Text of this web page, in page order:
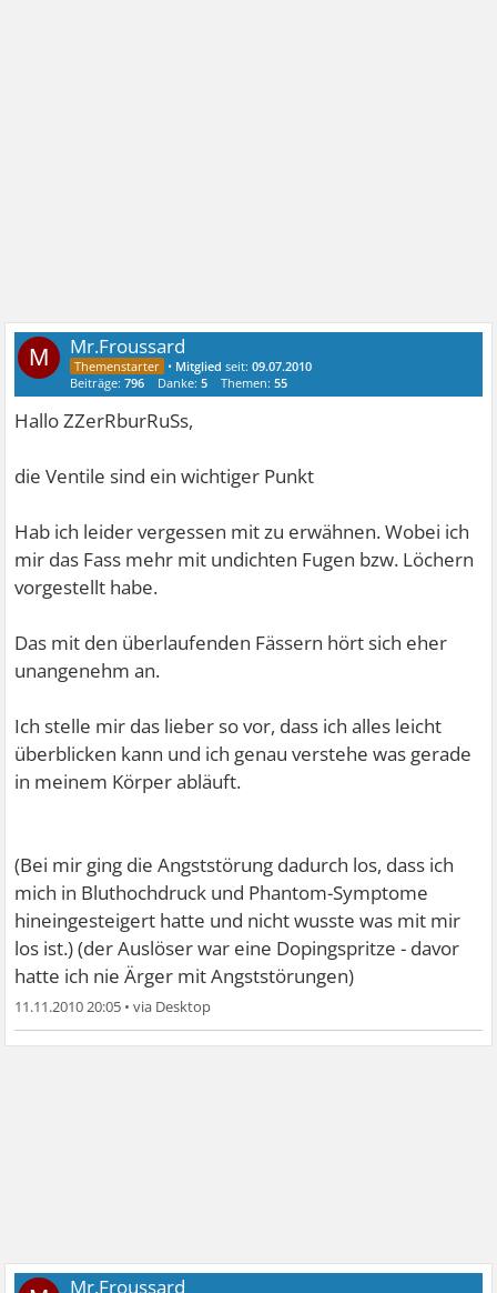
M Mr.Froussard
• Mitglied seit:09.07.2010
Beiträge:796 Danke:5 Themen:55
Hallo ZZerRburRuSs,
die Ventile sind ein wichtiger Punkt
Hab ich leider vergessen mit zu erwähnen. Wobei ich
mir das Fass mehr mit undichten Fugen bzw. Löchern
vorgestellt habe.
Das mit den überlaufenden Fässern hört sich eher
unangenehm an.
Ich stelle mir das lieber so vor, dass ich alles leicht
überblicken kann und ich genau verstehe was gerade
in meinem Körper abläuft.
(Bei mir ging die Angststörung dadurch los, dass ich
mich in Bluthochdruck und Phantom-Symptome
hineingesteigert hatte und nicht wusste was mit mir
los ist.) (der Auslöser war eine Dopingspritze - davor
hatte ich nie Ärger mit Angststörungen)
11.11.2010 20:05 •
Mr.Froussard